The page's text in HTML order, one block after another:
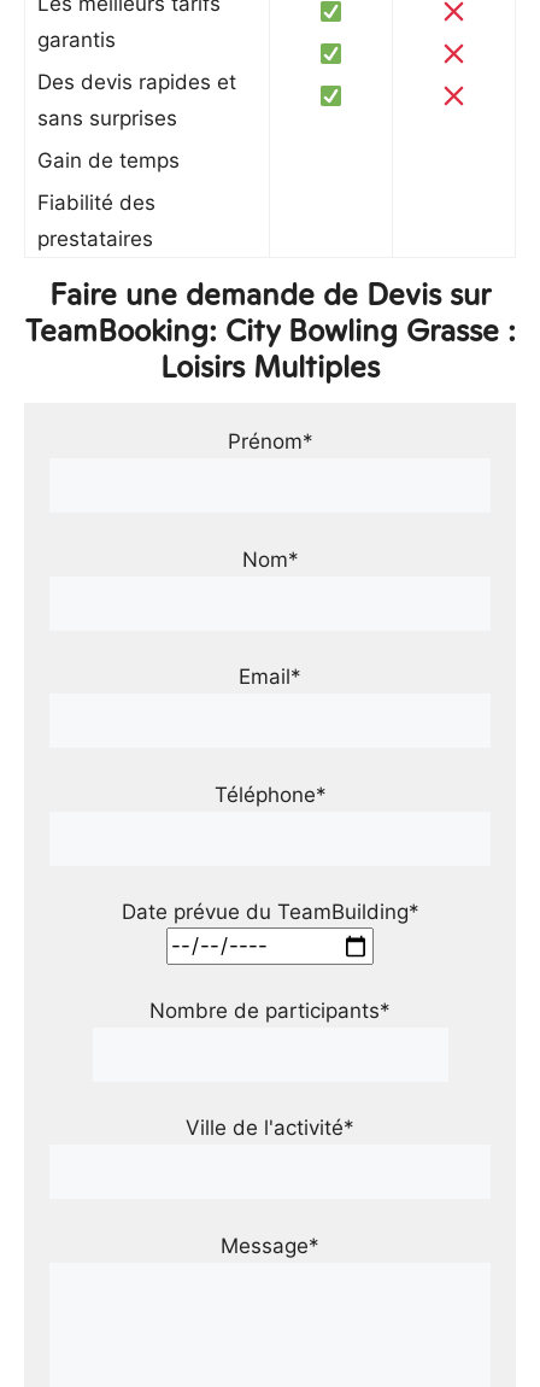
garantis
Des devis rapides et
sans surprises
Gain de temps
Fiabilité des
prestataires
Faire une demande de Devis sur
TeamBooking: City Bowling Grasse :
Loisirs Multiples
Prénom*
Nom*
Email*
Téléphone*
Date prévue du TeamBuilding*
Nombre de participants*
Ville de l'activité*
Message*